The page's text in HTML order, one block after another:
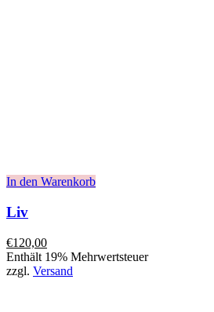
In den Warenkorb
Liv
€120,00
Enthält 19% Mehrwertsteuer
zzgl. Versand